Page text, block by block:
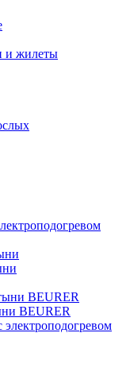
и жилеты
BEURER
BEURER